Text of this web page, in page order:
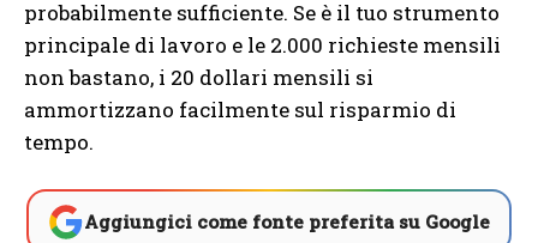
probabilmente sufficiente. Se è il tuo strumento
principale di lavoro e le 2.000 richieste mensili
non bastano, i 20 dollari mensili si
ammortizzano facilmente sul risparmio di
tempo.
Aggiungici come fonte preferita su Google